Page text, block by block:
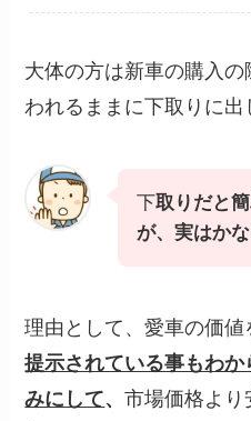
大体の方は新車の購入
われるままに下取りに出
下取りだと
が、実はか
理由として、愛車の価
提示されている事もわ
みにして、市場価格より